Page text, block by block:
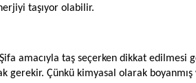
taşıyor olabilir.
amacıyla taş seçerken dikkat edilmesi
gerekir. Çünkü kimyasal olarak